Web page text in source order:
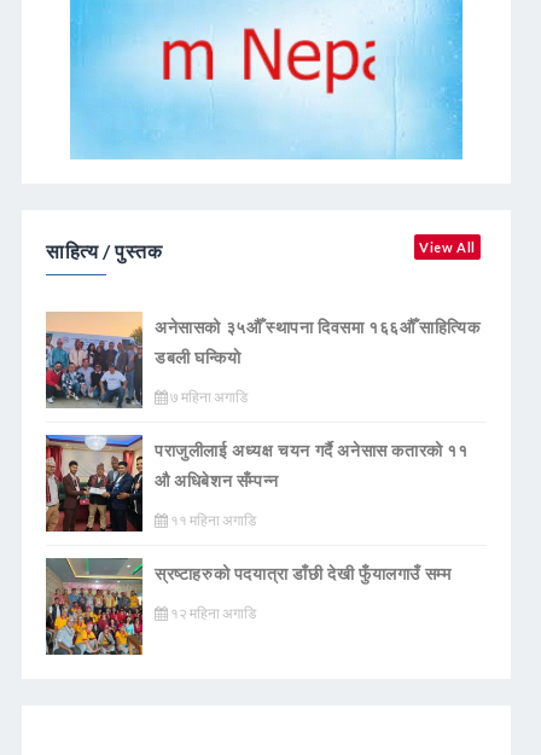
साहित्य / पुस्तक View All
अनेसासको ३५औँ स्थापना दिवसमा १६६औँ साहित्यिक
डबली घन्कियाे
७ महिना अगाडि
पराजुलीलाई अध्यक्ष चयन गर्दै अनेसास कतारको ११
औ अधिबेशन सँम्पन्न
११ महिना अगाडि
स्रष्टाहरुको पदयात्रा डाँछी देखी फुँयालगाउँ सम्म
१२ महिना अगाडि